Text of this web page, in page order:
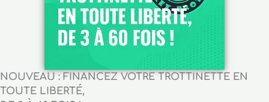
NOUVEAU : FINANCEZ VOTRE TROTTINETTE EN
TOUTE LIBERTÉ,